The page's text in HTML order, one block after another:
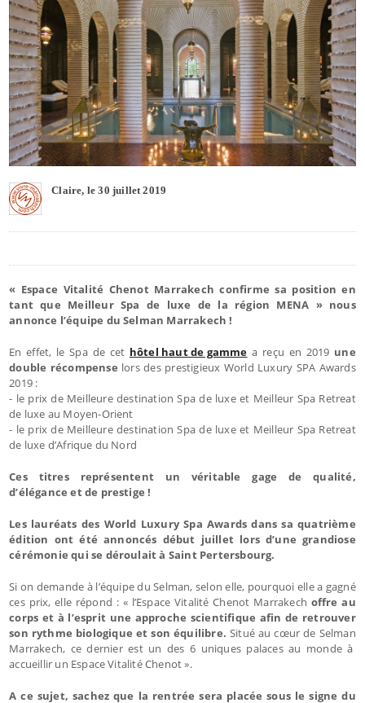
Claire, le 30 juillet 2019
« Espace Vitalité Chenot Marrakech confirme sa position en
tant que Meilleur Spa de luxe de la région MENA » nous
annonce l’équipe du Selman Marrakech !
En effet, le Spa de cet hôtel haut de gamme a reçu en 2019 une
double récompense lors des prestigieux World Luxury SPA Awards
2019 :
- le prix de Meilleure destination Spa de luxe et Meilleur Spa Retreat
de luxe au Moyen-Orient
- le prix de Meilleure destination Spa de luxe et Meilleur Spa Retreat
de luxe d’Afrique du Nord
Ces titres représentent un véritable gage de qualité,
d’élégance et de prestige !
Les lauréats des World Luxury Spa Awards dans sa quatrième
édition ont été annoncés début juillet lors d’une grandiose
cérémonie qui se déroulait à Saint Pertersbourg.
Si on demande à l’équipe du Selman, selon elle, pourquoi elle a gagné
ces prix, elle répond : « l’Espace Vitalité Chenot Marrakech offre au
corps et à l’esprit une approche scientifique afin de retrouver
son rythme biologique et son équilibre. Situé au cœur de Selman
Marrakech, ce dernier est un des 6 uniques palaces au monde à
accueillir un Espace Vitalité Chenot ».
A ce sujet, sachez que la rentrée sera placée sous le signe du